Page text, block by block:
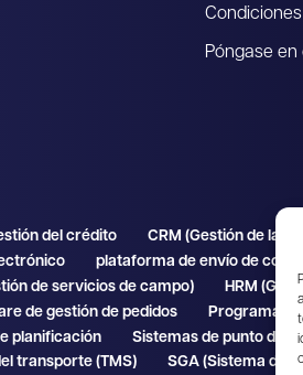
Póngase
del crédito CRM (Gestión de las
plataforma de envío de
de servicios de campo) HRM
de gestión de pedidos
Programa
planificación Sistemas de punto de
transporte (TMS) SGA (Sistema de